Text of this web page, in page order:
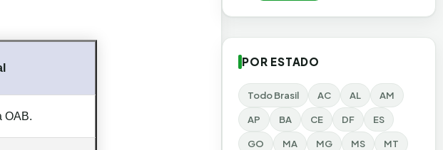
OAB.
POR ESTADO
Todo Brasil AC AL AM
AP BA CE DF ES
GO MA MG MS MT